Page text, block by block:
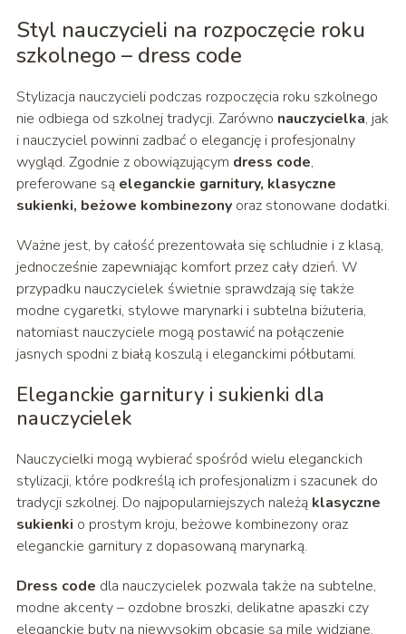
Styl nauczycieli na rozpoczęcie roku
szkolnego – dress code
Stylizacja nauczycieli podczas rozpoczęcia roku szkolnego
nie odbiega od szkolnej tradycji. Zarówno nauczycielka, jak
i nauczyciel powinni zadbać o elegancję i profesjonalny
wygląd. Zgodnie z obowiązującym dress code,
preferowane są eleganckie garnitury, klasyczne
sukienki, beżowe kombinezonyoraz stonowane dodatki.
Ważne jest, by całość prezentowała się schludnie i z klasą,
jednocześnie zapewniając komfort przez cały dzień. W
przypadku nauczycielek świetnie sprawdzają się także
modne cygaretki, stylowe marynarki i subtelna biżuteria,
natomiast nauczyciele mogą postawić na połączenie
jasnych spodni z białą koszulą i eleganckimi półbutami.
Eleganckie garnitury i sukienki dla
nauczycielek
Nauczycielki mogą wybierać spośród wielu eleganckich
stylizacji, które podkreślą ich profesjonalizm i szacunek do
tradycji szkolnej. Do najpopularniejszych należą klasyczne
sukienki o prostym kroju, beżowe kombinezony oraz
eleganckie garnitury z dopasowaną marynarką.
Dress code dla nauczycielek pozwala także na subtelne,
modne akcenty – ozdobne broszki, delikatne apaszki czy
eleganckie buty na niewysokim obcasie są mile widziane.